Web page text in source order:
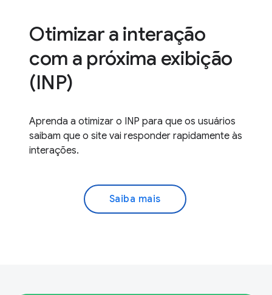
Otimizar a interação
com a próxima exibição
(INP)
Aprenda a otimizar o INP para que os usuários
saibam que o site vai responder rapidamente às
interações.
Saiba mais